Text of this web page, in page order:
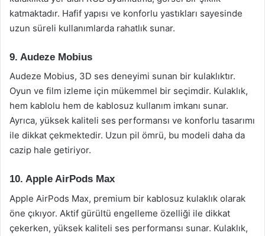
katmaktadır. Hafif yapısı ve konforlu yastıkları sayesinde
uzun süreli kullanımlarda rahatlık sunar.
9. Audeze Mobius
Audeze Mobius, 3D ses deneyimi sunan bir kulaklıktır.
Oyun ve film izleme için mükemmel bir seçimdir. Kulaklık,
hem kablolu hem de kablosuz kullanım imkanı sunar.
Ayrıca, yüksek kaliteli ses performansı ve konforlu tasarımı
ile dikkat çekmektedir. Uzun pil ömrü, bu modeli daha da
cazip hale getiriyor.
10. Apple AirPods Max
Apple AirPods Max, premium bir kablosuz kulaklık olarak
öne çıkıyor. Aktif gürültü engelleme özelliği ile dikkat
çekerken, yüksek kaliteli ses performansı sunar. Kulaklık,